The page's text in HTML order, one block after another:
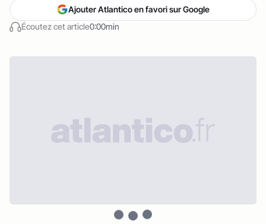
Écoutez cet article0:00min
Ajouter Atlantico en favori sur Google